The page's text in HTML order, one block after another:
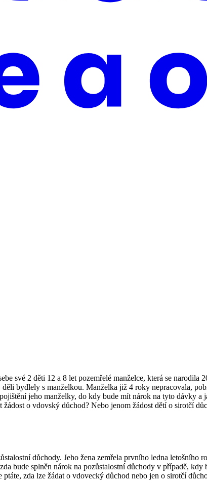
své 2 děti 12 a 8 let pozemřelé manželce, která se
bydlely s manželkou. Manželka již 4 roky nepracovala,
jeho manželky, do kdy bude mít nárok na tyto dávky
o vdovský důchod? Nebo jenom žádost dětí o sirotčí
důchody. Jeho žena zemřela prvního ledna
bude splněn nárok na pozůstalostní důchody v případě,
zda lze žádat o vdovecký důchod nebo jen o sirotčí